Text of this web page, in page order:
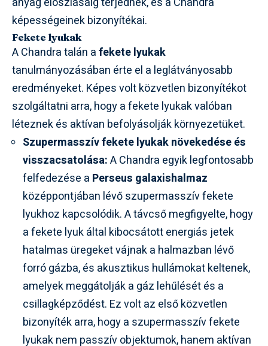
képességeinek bizonyítékai.
Fekete lyukak
A Chandra talán afekete lyukak
tanulmányozásában érte el a leglátványosabb
eredményeket. Képes volt közvetlen bizonyítékot
szolgáltatni arra, hogy a fekete lyukak valóban
léteznek és aktívan befolyásolják környezetüket.
Szupermasszív fekete lyukak növekedése és
visszacsatolása:A Chandra egyik legfontosabb
felfedezése a Perseus galaxishalmaz
középpontjában lévő szupermasszív fekete
lyukhoz kapcsolódik. A távcső megfigyelte, hogy
a fekete lyuk által kibocsátott energiás jetek
hatalmas üregeket vájnak a halmazban lévő
forró gázba, és akusztikus hullámokat keltenek,
amelyek meggátolják a gáz lehűlését és a
csillagképződést. Ez volt az első közvetlen
bizonyíték arra, hogy a szupermasszív fekete
lyukak nem passzív objektumok, hanem aktívan